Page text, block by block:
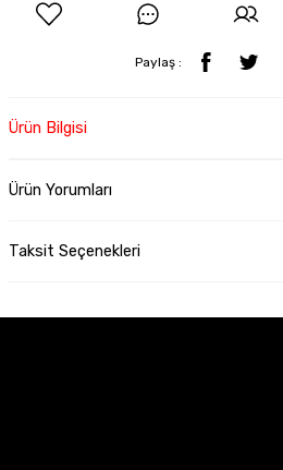
Paylaş :
Ürün Bilgisi
Ürün Yorumları
Taksit Seçenekleri